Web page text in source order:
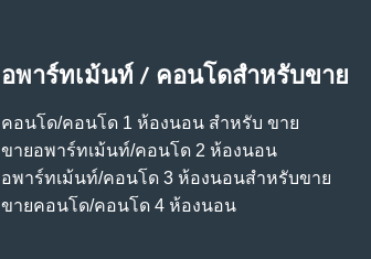
อพาร์ทเม้นท์ / คอนโดสําหรับขาย
คอนโด/คอนโด 1 ห้องนอน สําหรับ ขาย
ขายอพาร์ทเม้นท์/คอนโด 2 ห้องนอน
อพาร์ทเม้นท์/คอนโด 3 ห้องนอนสําหรับขาย
ขายคอนโด/คอนโด 4 ห้องนอน